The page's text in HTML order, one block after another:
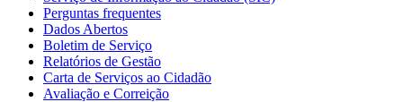
Perguntas frequentes
Dados Abertos
Boletim de Serviço
Relatórios de Gestão
Carta de Serviços ao Cidadão
Avaliação e Correição